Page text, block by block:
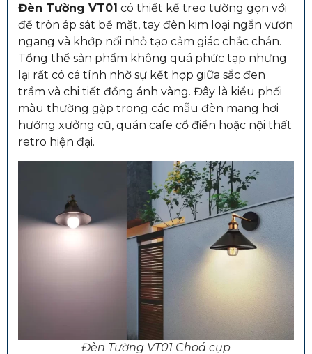
Đèn Tường VT01 có thiết kế treo tường gọn với
đế tròn áp sát bề mặt, tay đèn kim loại ngắn vươn
ngang và khớp nối nhỏ tạo cảm giác chắc chắn.
Tổng thể sản phẩm không quá phức tạp nhưng
lại rất có cá tính nhờ sự kết hợp giữa sắc đen
trầm và chi tiết đồng ánh vàng. Đây là kiểu phối
màu thường gặp trong các mẫu đèn mang hơi
hướng xưởng cũ, quán cafe cổ điển hoặc nội thất
retro hiện đại.
Đèn Tường VT01 Choá cụp